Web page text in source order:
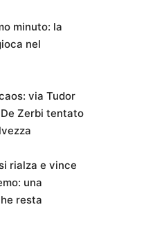
minuto: la
nel
via Tudor
Zerbi tentato
rialza e vince
una
resta